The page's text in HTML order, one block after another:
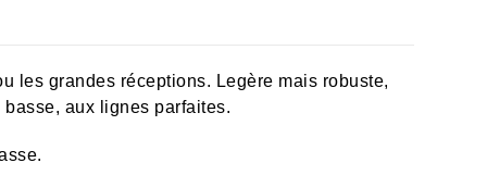
les grandes réceptions. Legère mais robuste,
aux lignes parfaites.